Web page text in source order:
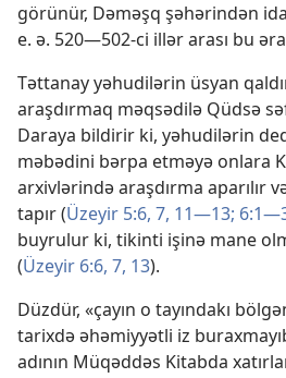
görünür, Dəməşq şəhərindən
e. ə. 520—502-ci illər arası bu
Təttanay yəhudilərin üsyan
araşdırmaq məqsədilə Qüdsə
Daraya bildirir ki, yəhudilərin
məbədini bərpa etməyə onlara
arxivlərində araşdırma aparılır
tapır (Üzeyir 5:6, 7, 11—13;
buyrulur ki, tikinti işinə mane
(Üzeyir 6:6, 7, 13).
Düzdür, «çayın o tayındakı
tarixdə əhəmiyyətli iz
adının Müqəddəs Kitabda